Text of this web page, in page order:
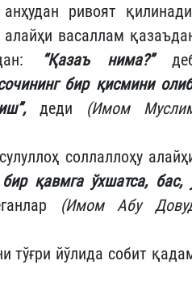
ривоят
алайҳи васаллам
“Қазаъ нима?”
бир қисмини
деди (Имом
соллаллоҳу
қавмга ўхшатса, бас,
(Имом Абу
тўғри йўлида собит